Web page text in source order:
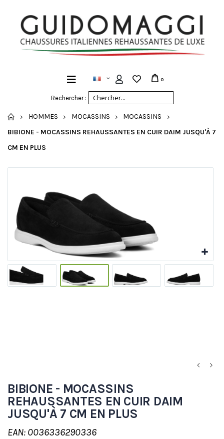
Rechercher :
0
ACCUEIL
HOMMES MOCASSINS
MOCASSINS
BIBIONE - MOCASSINS REHAUSSANTES EN CUIR DAIM JUSQU'À 7
CM EN PLUS
BIBIONE - MOCASSINS
REHAUSSANTES EN CUIR DAIM
JUSQU'À 7 CM EN PLUS
EAN: 0036336290336